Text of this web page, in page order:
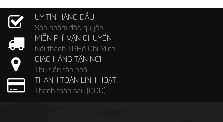
UY TÍN HÀNG ĐẦU
Sản phẩm độc quyền
MIỄN PHÍ VẬN CHUYỂN
Nội thành TP.Hồ Chí Minh
GIAO HÀNG TẬN NƠI
Thu tiền tận nhà
THANH TOÁN LINH HOẠT
Thanh toán sau (COD)